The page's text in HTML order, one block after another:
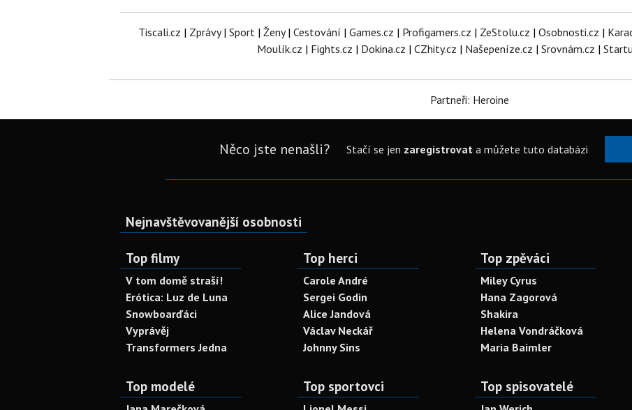
Tiscali.cz | Zprávy| Sport| Ženy| Cestování | Games.cz | Profigamers.cz | ZeStolu.cz | Osobnosti.cz |
Moulík.cz | Fights.cz | Dokina.cz | CZhity.cz | Našepeníze.cz | Srovnám.cz |
Partneři: Heroine
Něco jste nenašli? Stačí se jen zaregistrovata můžete tuto databázi
Nejnavštěvovanější osobnosti
Top filmy
V tom domě straší!
Erótica: Luz de Luna
Snowboarďáci
Vyprávěj
Transformers Jedna
Top herci
Carole André
Sergei Godin
Alice Jandová
Václav Neckář
Johnny Sins
Top zpěváci
Miley Cyrus
Hana Zagorová
Shakira
Helena Vondráčková
Maria Baimler
Top modelé Top sportovci Top spisovatelé